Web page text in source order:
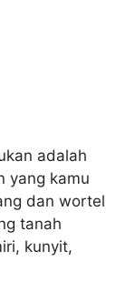
adalah
yang kamu
dan wortel
tanah
kunyit,